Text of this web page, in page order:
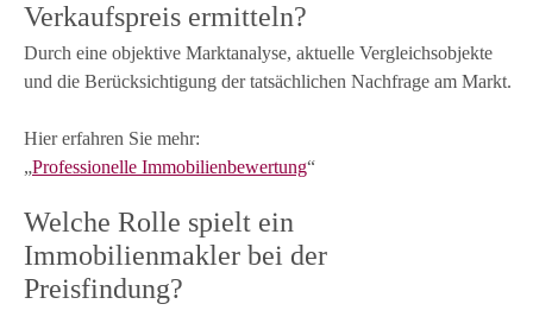
Verkaufspreis ermitteln?
Durch eine objektive Marktanalyse, aktuelle Vergleichsobjekte
und die Berücksichtigung der tatsächlichen Nachfrage am Markt.
Hier erfahren Sie mehr:
„Professionelle Immobilienbewertung“
Welche Rolle spielt ein
Immobilienmakler bei der
Preisfindung?